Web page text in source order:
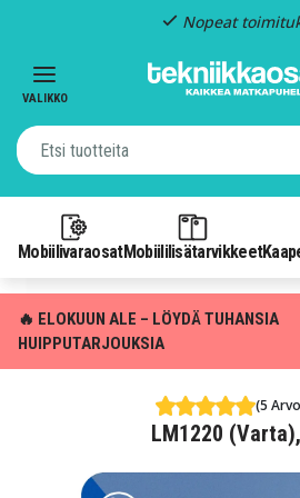
Nopeat
VALIKKO
MobiilivaraosatMobiililisätarvikkeet
🔥 ELOKUUN ALE – LÖYDÄ TUHANSIA
HUIPPUTARJOUKSIA
(5
LM1220